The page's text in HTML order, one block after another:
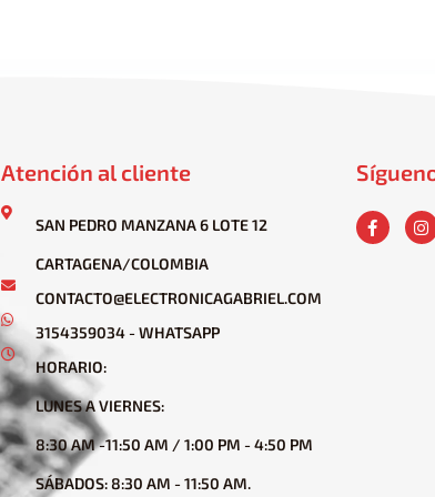
Atención al cliente
SAN PEDRO MANZANA 6 LOTE 12
CARTAGENA/COLOMBIA
CONTACTO@ELECTRONICAGABRIEL.COM
3154359034 - WHATSAPP
HORARIO:
LUNES A VIERNES:
8:30 AM -11:50 AM / 1:00 PM - 4:50 PM
SÁBADOS: 8:30 AM - 11:50 AM.